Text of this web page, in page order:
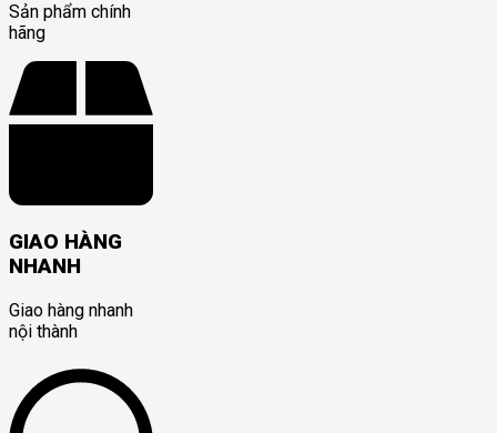
Sản phẩm chính
hãng
GIAO HÀNG
NHANH
Giao hàng nhanh
nội thành